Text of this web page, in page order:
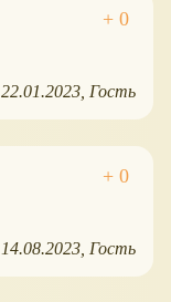
22.01.2023 Гость
14.08.2023 Гость